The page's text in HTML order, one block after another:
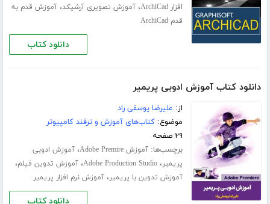
افزار ArchiCad
،آموزش تصویری آرشیکد،آموزش قدم به
قدم ArchiCad
دانلود کتاب
دانلود کتاب آموزش ادوبی پریمیر
از: علیرضا یوسفی راد
موضوع:کتاب‌های آموزش و ترفند کامپیوتر
۲۹ صفحه
برچسب‌ها:آموزش Adobe Premire ،آموزش ادوبی
پریمیر،Adobe Production Studio،آموزش تدوین فیلم،
آموزش تدوین با پریمیر،آموزش نرم افزار پریمیر
دانلود کتاب